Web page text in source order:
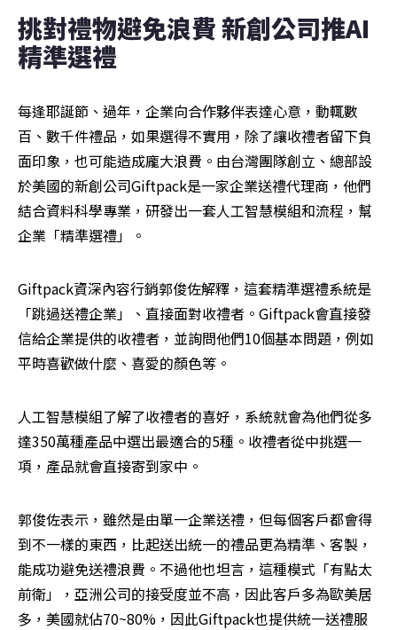
挑對禮物避免浪費 新創公司推AI
精準選禮
每逢耶誕節、過年，企業向合作夥伴表達心意，動輒數
百、數千件禮品，如果選得不實用，除了讓收禮者留下負
面印象，也可能造成龐大浪費。由台灣團隊創立、總部設
於美國的新創公司Giftpack是一家企業送禮代理商，他們
結合資料科學專業，研發出一套人工智慧模組和流程，幫
企業「精準選禮」。
Giftpack資深內容行銷郭俊佐解釋，這套精準選禮系統是
「跳過送禮企業」、直接面對收禮者。Giftpack會直接發
信給企業提供的收禮者，並詢問他們10個基本問題，例如
平時喜歡做什麼、喜愛的顏色等。
人工智慧模組了解了收禮者的喜好，系統就會為他們從多
達350萬種產品中選出最適合的5種。收禮者從中挑選一
項，產品就會直接寄到家中。
郭俊佐表示，雖然是由單一企業送禮，但每個客戶都會得
到不一樣的東西，比起送出統一的禮品更為精準、客製，
能成功避免送禮浪費。不過他也坦言，這種模式「有點太
前衛」，亞洲公司的接受度並不高，因此客戶多為歐美居
多，美國就佔70~80%，因此Giftpack也提供統一送禮服